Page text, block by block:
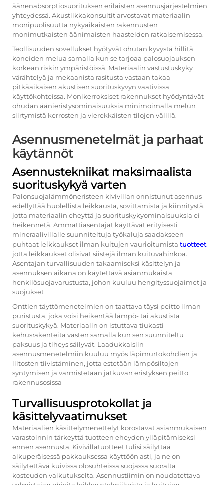
äänenabsorptiosuorituksen erilaisten asennusjärjestelmien
yhteydessä. Akustiikkakonsultit arvostavat materiaalin
monipuolisuutta nykyaikaisten rakennusten
monimutkaisten äänimaisten haasteiden ratkaisemisessa.
Teollisuuden sovellukset hyötyvät ohutan kyvystä hillitä
koneiden melua samalla kun se tarjoaa palosuojauksen
korkean riskin ympäristöissä. Materiaalin vastustuskyky
värähtelyä ja mekaanista rasitusta vastaan takaa
pitkäaikaisen akustisen suorituskyvyn vaativissa
käyttökohteissa. Monikerroksiset rakennukset hyödyntävät
ohudan äänieristysominaisuuksia minimoimalla melun
siirtymistä kerrosten ja vierekkäisten tilojen välillä.
Asennusmenetelmät ja parhaat
käytännöt
Asennustekniikat maksimaalista
suorituskykyä varten
Palonsuojalämmöneristeen kivivillan onnistunut asennus
edellyttää huolellista leikkausta, sovittamista ja kiinnitystä,
jotta materiaalin eheyttä ja suorituskykyominaisuuksia ei
heikennetä. Ammattiasentajat käyttävät erityisesti
mineraalivillalle suunniteltuja työkaluja saadakseen
puhtaat leikkaukset ilman kuitujen vaurioitumista tuotteet
jotta leikkaukset olisivat siistejä ilman kuituvahinkoa.
Asentajan turvallisuuden takaamiseksi käsittelyn ja
asennuksen aikana on käytettävä asianmukaista
henkilösuojavarustusta, johon kuuluu hengityssuojaimet ja
suojukset
Onttien täyttömenetelmien on taattava täysi peitto ilman
puristusta, joka voisi heikentää lämpö- tai akustista
suorituskykyä. Materiaalin on istuttava tiukasti
kehusrakenteita vasten samalla kun sen suunniteltu
paksuus ja tiheys säilyvät. Laadukkaisiin
asennusmenetelmiin kuuluu myös läpimurtokohdien ja
liitosten tiivistäminen, jotta estetään lämpösiltojen
syntymisen ja varmistetaan jatkuvan eristyksen peitto
rakennusosissa
Turvallisuusprotokollat ja
käsittelyvaatimukset
Materiaalien käsittelymenettelyt korostavat asianmukaisen
varastoinnin tärkeyttä tuotteen eheyden ylläpitämiseksi
ennen asennusta. Kivivillatuotteet tulisi säilyttää
alkuperäisessä pakkauksessa käyttöön asti, ja ne on
säilytettävä kuivissa olosuhteissa suojassa suoralta
kosteuden vaikutukselta. Asennustiimin on noudatettava